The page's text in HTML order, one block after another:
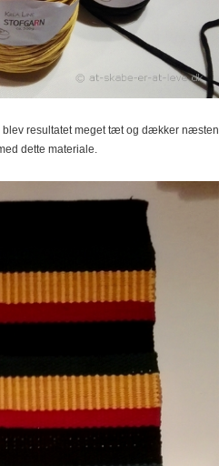
blev resultatet meget tæt og dækker næsten
dette materiale.